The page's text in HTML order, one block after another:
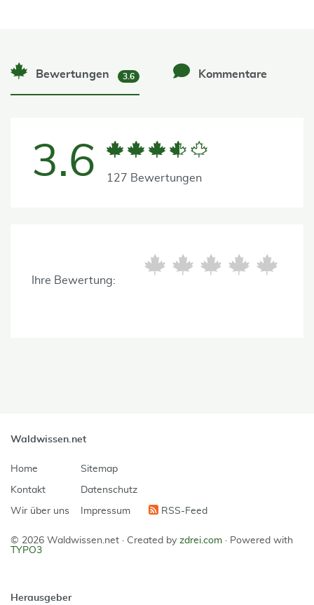
Bewertungen 3.6 Kommentare
3.6 127 Bewertungen
Ihre Bewertung:
Waldwissen.net
Home
Kontakt
Wir über uns
Sitemap
Datenschutz
Impressum RSS-Feed
© 2026 Waldwissen.net · Created by zdrei.com · Powered with
TYPO3
Herausgeber